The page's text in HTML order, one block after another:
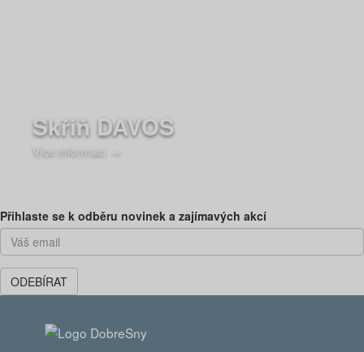
Skříň DAVOS
Více informací →
Přihlaste se k odběru novinek a zajímavých akcí
ODEBÍRAT